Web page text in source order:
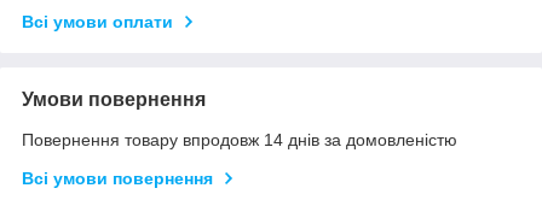
Всі умови оплати
Умови повернення
Повернення товару впродовж 14 днів за домовленістю
Всі умови повернення